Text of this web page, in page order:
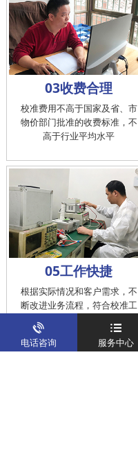
03收费合理
校准费用不高于国家及省、市
物价部门批准的收费标准，不
高于行业平均水平
05工作快捷
根据实际情况和客户需求，不
断改进业务流程，符合校准工
作在服务的时间标准内完成
电话咨询 服务中心